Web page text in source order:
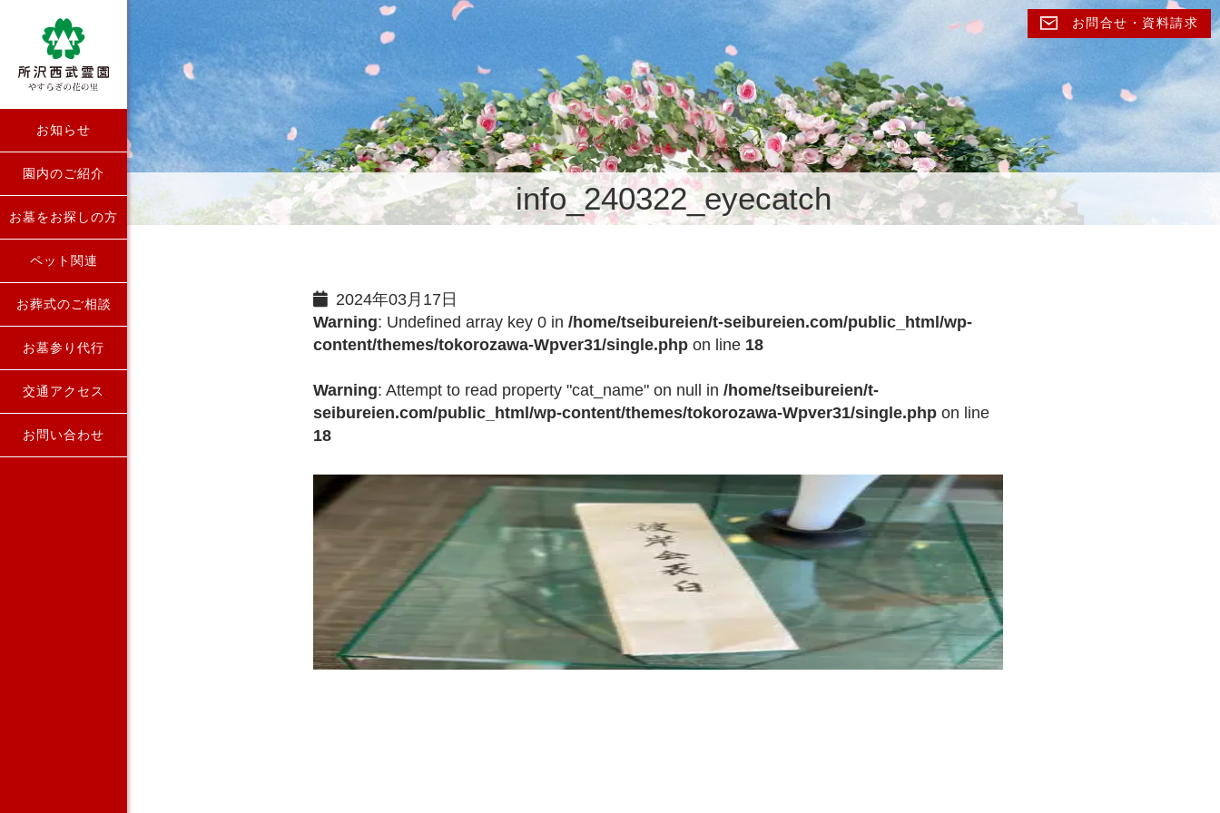
お問合せ・資料請求
お知らせ
園内のご紹介
お墓をお探しの方
ペット関連
お葬式のご相談
お墓参り代行
交通アクセス
お問い合わせ
info_240322_eyecatch
2024年03月17日
Warning: Undefined array key 0 in /home/tseibureien/t-seibureien.com/public_html/wp-
content/themes/tokorozawa-Wpver31/single.php on line 18
Warning: Attempt to read property "cat_name" on null in /home/tseibureien/t-
seibureien.com/public_html/wp-content/themes/tokorozawa-Wpver31/single.php on line
18